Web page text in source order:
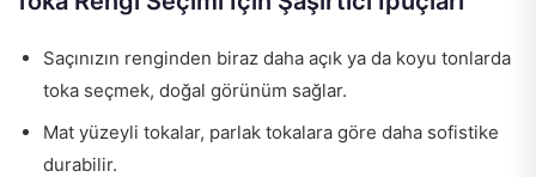
Saçınızın renginden biraz daha açık ya da koyu tonlarda
toka seçmek, doğal görünüm sağlar.
Mat yüzeyli tokalar, parlak tokalara göre daha sofistike
durabilir.